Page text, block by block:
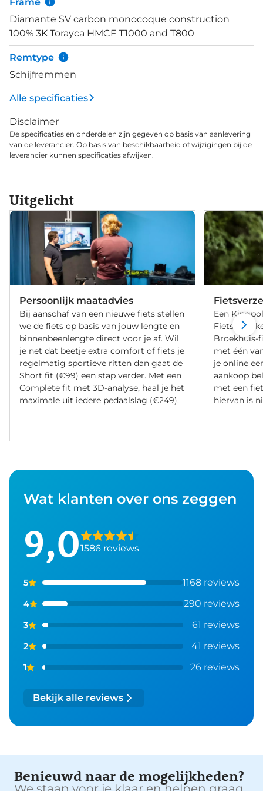
1100DB velgen met 50mm velghoogte hebben een
aerokarakter, maar zijn ook zeer geschikt voor de
heuvels.
Diamante SV carbon monocoque construction
100% 3K Torayca HMCF T1000 and T800
Remtype
Schijfremmen
Alle specificaties
Disclaimer
De specificaties en onderdelen zijn gegeven op basis van aanlevering
van de leverancier. Op basis van beschikbaarheid of wijzigingen bij de
leverancier kunnen specificaties afwijken.
Uitgelicht
Persoonlijk maatadvies
Bij aanschaf van een nieuwe fiets stellen
we de fiets op basis van jouw lengte en
binnenbeenlengte direct voor je af. Wil
je net dat beetje extra comfort of fiets je
regelmatig sportieve ritten dan gaat de
Short fit (€99) een stap verder. Met een
Complete fit met 3D-analyse, haal je het
maximale uit iedere pedaalslag (€249).
Een
Broekhuis-
met één
je online
aankoop
met een
hiervan is
Wat klanten over ons zeggen
9,01586 reviews
5 1168 reviews
4 290 reviews
3 61 reviews
2 41 reviews
1 26 reviews
Bekijk alle reviews
Benieuwd naar de mogelijkheden?